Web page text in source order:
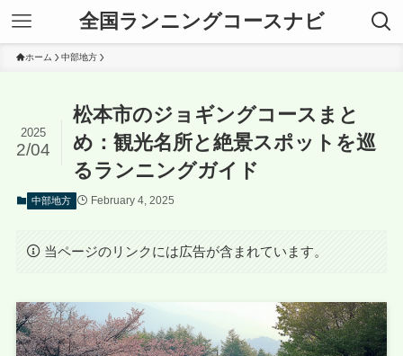
全国ランニングコースナビ
ホーム 中部地方
松本市のジョギングコースまと
め：観光名所と絶景スポットを巡
るランニングガイド
2025
2/04
中部地方 February 4, 2025
当ページのリンクには広告が含まれています。